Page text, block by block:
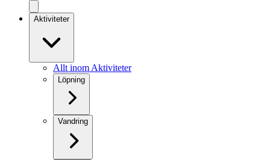
Aktiviteter
Allt inom Aktiviteter
Löpning
Vandring